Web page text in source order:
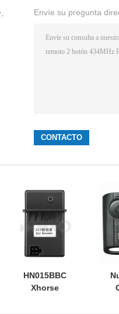
Envíe su pregunta
HN015BBC
Xhorse